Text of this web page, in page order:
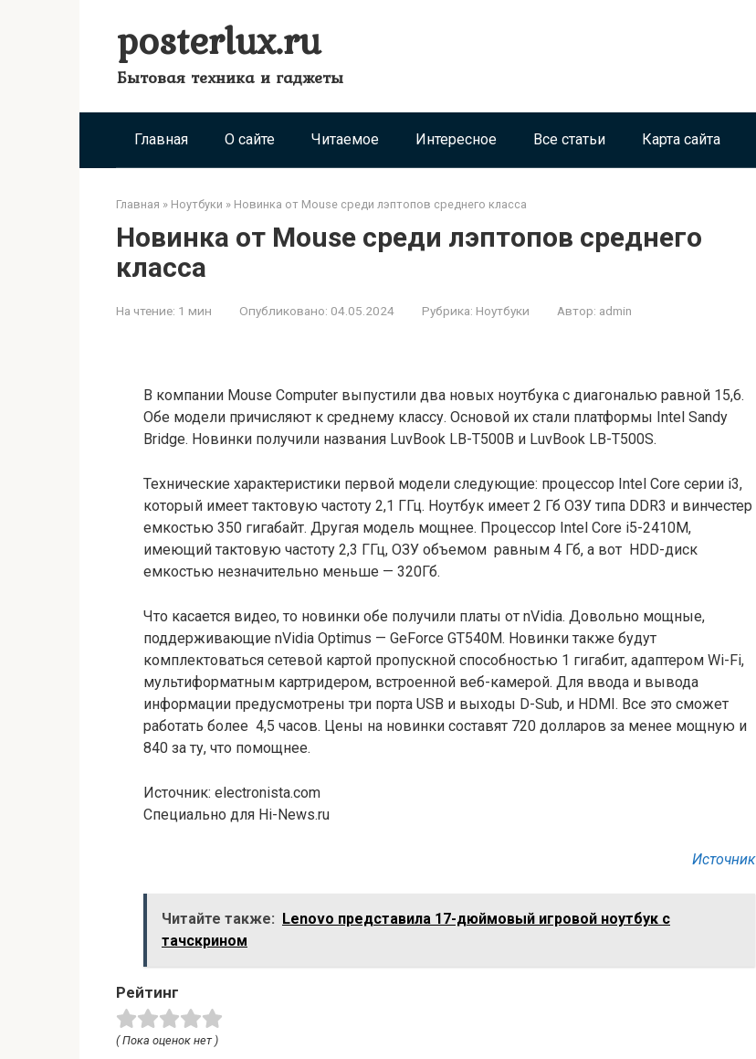
posterlux.ru
Бытовая техника и гаджеты
Главная О сайте Читаемое Интересное Все статьи Карта сайта
Главная » Ноутбуки » Новинка от Mouse среди лэптопов среднего класса
Новинка от Mouse среди лэптопов среднего
класса
На чтение: 1 мин Опубликовано: 04.05.2024 Рубрика: Ноутбуки Автор: admin
В компании Mouse Computer выпустили два новых ноутбука с диагональю равной 15,6.
Обе модели причисляют к среднему классу. Основой их стали платформы Intel Sandy
Bridge. Новинки получили названия LuvBook LB-T500B и LuvBook LB-T500S.
Технические характеристики первой модели следующие: процессор Intel Core серии i3,
который имеет тактовую частоту 2,1 ГГц. Ноутбук имеет 2 Гб ОЗУ типа DDR3 и винчестер
емкостью 350 гигабайт. Другая модель мощнее. Процессор Intel Core i5-2410M,
имеющий тактовую частоту 2,3 ГГц, ОЗУ объемом равным 4 Гб, а вот HDD-диск
емкостью незначительно меньше — 320Гб.
Что касается видео, то новинки обе получили платы от nVidia. Довольно мощные,
поддерживающие nVidia Optimus — GeForce GT540M. Новинки также будут
комплектоваться сетевой картой пропускной способностью 1 гигабит, адаптером Wi-Fi,
мультиформатным картридером, встроенной веб-камерой. Для ввода и вывода
информации предусмотрены три порта USB и выходы D-Sub, и HDMI. Все это сможет
работать более 4,5 часов. Цены на новинки составят 720 долларов за менее мощную и
840 за ту, что помощнее.
Источник: electronista.com
Специально для Hi-News.ru
Источник
Читайте также: Lenovo представила 17-дюймовый игровой ноутбук с
тачскрином
Рейтинг
( Пока оценок нет )